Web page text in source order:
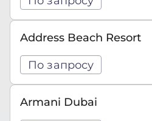
Address Beach Resort
По запросу
Armani Dubai